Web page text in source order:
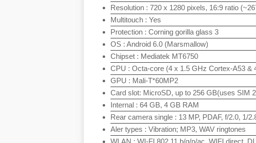
Resolution : 720 x 1280 pixels, 16:9 ratio
Multitouch : Yes
Protection : Corning gorilla glass 3
OS : Android 6.0 (Marsmallow)
Chipset : Mediatek MT6750
CPU : Octa-core (4 x 1.5 GHz Cortex-A53 &
GPU : Mali-T*60MP2
Card slot: MicroSD, up to 256 GB(uses SIM
Internal : 64 GB, 4 GB RAM
Rear camera single : 13 MP, PDAF, f/2.0, 1/
Aler types : Vibration; MP3, WAV ringtones
WLAN : WI-FI 802.11 b/g/n/ac, WIFI direct,